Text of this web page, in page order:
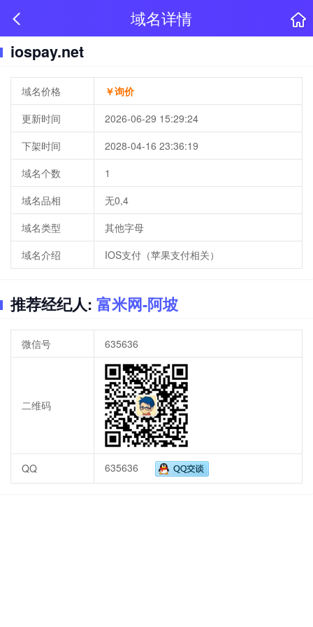
域名详情
iospay.net
域名价格
￥询价
更新时间
2026-06-29 15:29:24
下架时间
2028-04-16 23:36:19
域名个数
1
域名品相
无0,4
域名类型
其他字母
域名介绍
IOS支付（苹果支付相关）
推荐经纪人: 富米网-阿坡
微信号 635636
二维码
QQ 635636